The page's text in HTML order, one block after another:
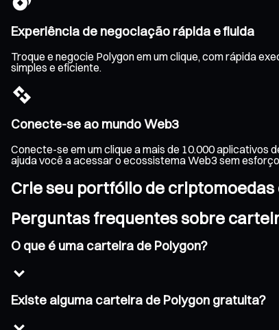
Experiência de negociação rápida e fluida
Troque e negocie Polygon em um clique, com rápida
simples e eficiente.
Conecte-se ao mundo Web3
Conecte-se em um clique a mais de 10.000 aplicativos
ajuda você a acessar o ecossistema Web3 sem
Crie seu portfólio de
Perguntas frequentes sobre
O que é uma carteira de Polygon?
Existe alguma carteira de Polygon gratuita?